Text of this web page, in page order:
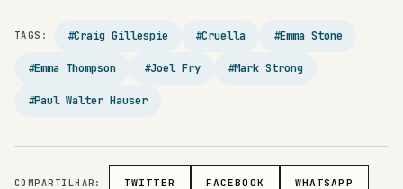
TAGS: #Craig Gillespie #Cruella #Emma Stone
#Emma Thompson #Joel Fry #Mark Strong
#Paul Walter Hauser
COMPARTILHAR: TWITTER FACEBOOK WHATSAPP